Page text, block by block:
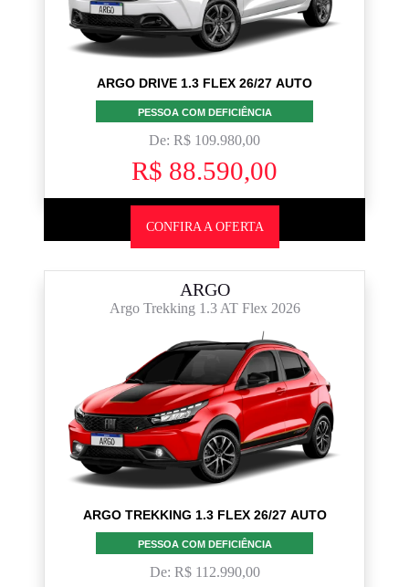
ARGO DRIVE 1.3 FLEX 26/27 AUTO
PESSOA COM DEFICIÊNCIA
De: R$ 109.980,00
R$ 88.590,00
CONFIRA A OFERTA
ARGO
Argo Trekking 1.3 AT Flex 2026
ARGO TREKKING 1.3 FLEX 26/27 AUTO
PESSOA COM DEFICIÊNCIA
De: R$ 112.990,00